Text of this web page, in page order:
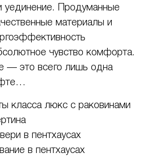
уединение. Продуманные
материалы и
чувство комфорта.
— это всего лишь одна
класса люкс с раковинами
в пентхаусах
в пентхаусах